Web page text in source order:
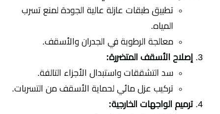
تطبيق طبقات عازلة عالية الجودة لمنع تسرب
المياه.
معالجة الرطوبة في الجدران والأسقف.
إصلاح الأسقف المتضررة:
سد التشققات واستبدال الأجزاء التالفة.
تركيب عزل مائي لحماية الأسقف من التسربات.
ترميم الواجهات الخارجية: